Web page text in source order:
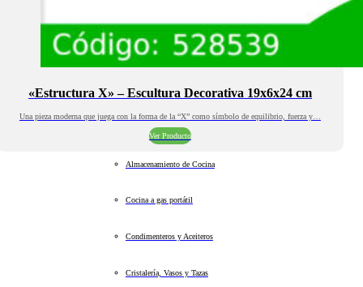
«Estructura X» – Escultura Decorativa 19x6x24 cm
Una pieza moderna que juega con la forma de la “X” como símbolo de equilibrio, fuerza y…
Ver Producto
Almacenamiento de Cocina
Cocina a gas portátil
Condimenteros y Aceiteros
Cristalería, Vasos y Tazas